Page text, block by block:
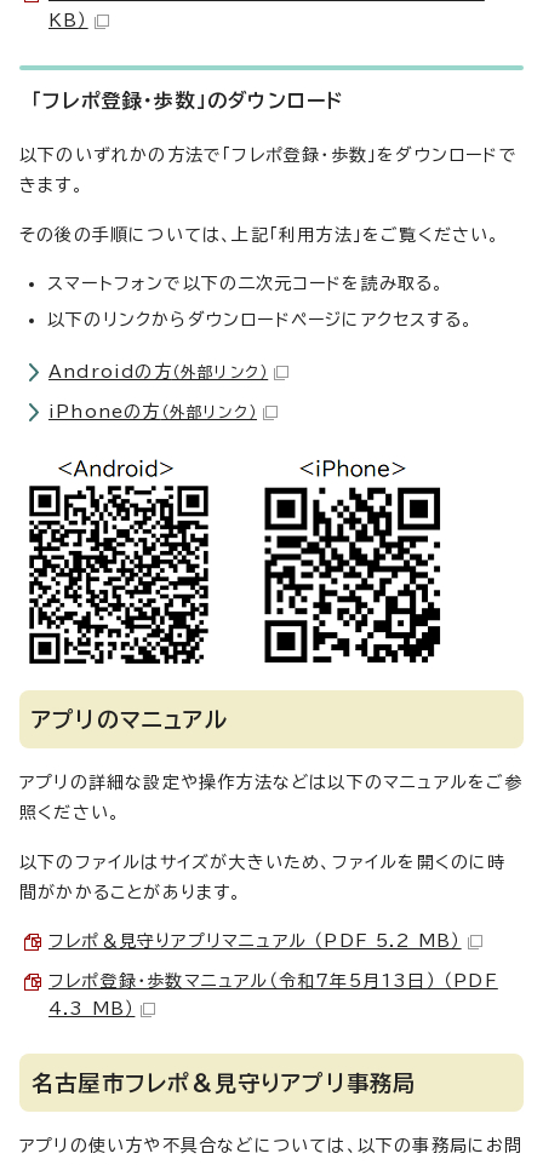
KB）
「フレポ登録・歩数」のダウンロード
以下のいずれかの方法で「フレポ登録・歩数」をダウンロードで
きます。
その後の手順については、上記「利用方法」をご覧ください。
スマートフォンで以下の二次元コードを読み取る。
以下のリンクからダウンロードページにアクセスする。
Androidの方 （外部リンク）
iPhoneの方 （外部リンク）
アプリのマニュアル
アプリの詳細な設定や操作方法などは以下のマニュアルをご参
照ください。
以下のファイルはサイズが大きいため、ファイルを開くのに時
間がかかることがあります。
フレポ＆見守りアプリマニュアル （PDF 5.2 MB）
フレポ登録・歩数マニュアル（令和7年5月13日） （PDF
4.3 MB）
名古屋市フレポ＆見守りアプリ事務局
アプリの使い方や不具合などについては、以下の事務局にお問